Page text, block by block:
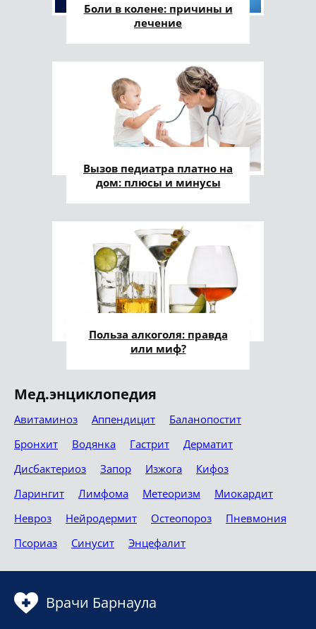
Боли в колене: причины и
лечение
Вызов педиатра платно на
дом: плюсы и минусы
Польза алкоголя: правда
или миф?
Мед.энциклопедия
Авитаминоз Аппендицит
Баланопостит
Бронхит
Водянка Гастрит
Дерматит
Дисбактериоз
Запор Изжога
Кифоз
Ларингит
Лимфома Метеоризм
Миокардит
Невроз
Нейродермит Остеопороз
Пневмония
Псориаз
Синусит Энцефалит
Врачи Барнаула